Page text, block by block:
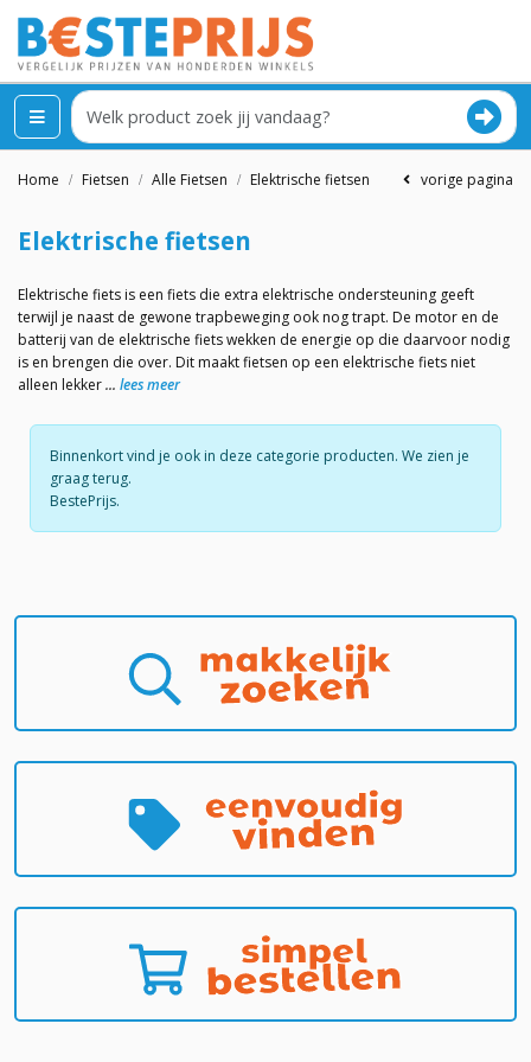
Home Fietsen Alle Fietsen Elektrische fietsen vorige pagina
Elektrische fietsen
Elektrische fiets is een fiets die extra elektrische ondersteuning geeft
terwijl je naast de gewone trapbeweging ook nog trapt. De motor en de
batterij van de elektrische fiets wekken de energie op die daarvoor nodig
is en brengen die over. Dit maakt fietsen op een elektrische fiets niet
alleen lekker
lees meer
Binnenkort vind je ook in deze categorie producten. We zien je
graag terug.
BestePrijs.